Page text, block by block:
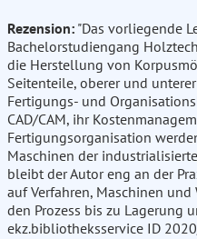
Rezension: "Das vorliegende
Bachelorstudiengang
die Herstellung von
Seitenteile, oberer und
Fertigungs- und
CAD/CAM, ihr
Fertigungsorganisation
Maschinen der
bleibt der Autor eng an der
auf Verfahren, Maschinen
den Prozess bis zu Lagerung
ekz.bibliotheksservice ID